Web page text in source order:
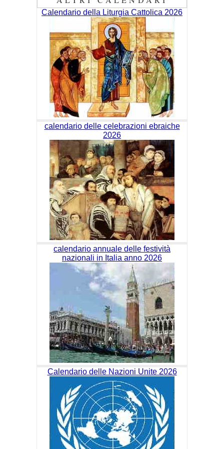
Calendario della Liturgia Cattolica 2026
calendario delle celebrazioni ebraiche
2026
calendario annuale delle festività
nazionali in Italia anno 2026
Calendario delle Nazioni Unite 2026